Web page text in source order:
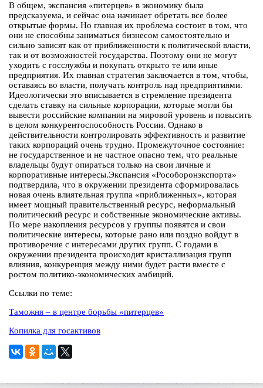
В общем, экспансия «питерцев» в экономику была
предсказуема, и сейчас она начинает обретать все более
открытые формы. Но главная их проблема состоит в том, что
они не способны заниматься бизнесом самостоятельно и
сильно зависят как от приближенности к политической власти,
так и от возможностей государства. Поэтому они не могут
уходить с госслужбы и покупать открыто те или иные
предприятия. Их главная стратегия заключается в том, чтобы,
оставаясь во власти, получать контроль над предприятиями.
Идеологически это вписывается в стремление президента
сделать ставку на сильные корпорации, которые могли бы
вывести российские компании на мировой уровень и повысить
в целом конкурентоспособность России. Однако в
действительности контролировать эффективность и развитие
таких корпораций очень трудно. Промежуточное состояние:
не государственное и не частное опасно тем, что реальные
владельцы будут опираться только на свои личные и
корпоративные интересы.Экспансия «Рособоронэкспорта»
подтвердила, что в окружении президента сформировалась
новая очень влиятельная группа «приближенных», которая
имеет мощный правительственный ресурс, неформальный
политический ресурс и собственные экономические активы.
По мере накопления ресурсов у группы появятся и свои
политические интересы, которые рано или поздно войдут в
противоречие с интересами других групп. С годами в
окружении президента происходит кристаллизация групп
влияния, конкуренция между ними будет расти вместе с
ростом политико-экономических амбиций.
Ссылки по теме:
Таможня – в центре борьбы «питерцев»
Копилка для госактивов